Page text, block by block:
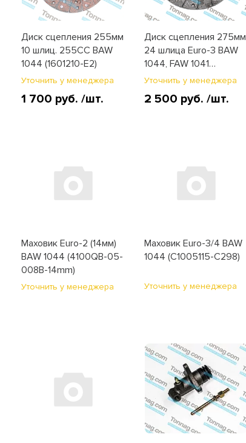
Диск сцепления 255мм
10 шлиц. 255CC BAW
1044 (1601210-E2)
Уточнить у менеджера
1 700 руб./шт.
Диск сцепления 275мм
24 шлица Euro-3 BAW
1044, FAW 1041
(1601210-E3)
Уточнить у менеджера
2 500 руб. /шт.
Маховик Euro-2 (14мм)
BAW 1044 (4100QB-05-
008B-14mm)
Уточнить у менеджера
Маховик Euro-3/4 BAW
1044 (C1005115-C298)
Уточнить у менеджера